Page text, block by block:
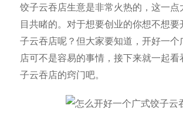
饺子云吞店生意是非常火热的，这一点
目共睹的。对于想要创业的你想不想要
子云吞店呢？但大家要知道，开好一个
店可不是容易的事情，接下来就一起看
子云吞店的窍门吧。